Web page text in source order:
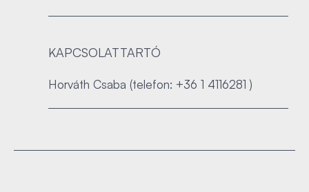
KAPCSOLATTARTÓ
Horváth Csaba (telefon: +36 1 4116281 )